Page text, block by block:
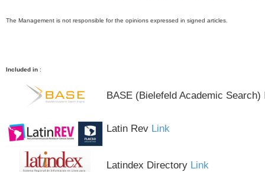
The Management is not responsible for the opinions expressed in signed articles.
Included in :
BASE (Bielefeld Academic Search)
Latin Rev Link
Latindex Directory Link